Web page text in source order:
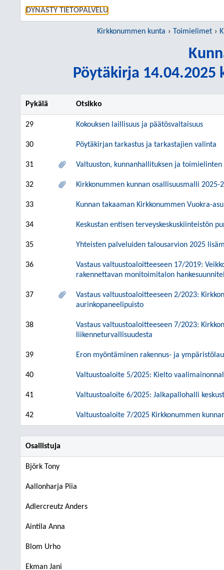
DYNASTY TIETOPALVELU
Kirkkonummen kunta Toimielimet
Pöytäkirja 14.04.2025
Pykälä Otsikko
29 Kokouksen laillisuus ja päätösvaltaisuus
30 Pöytäkirjan tarkastus ja tarkastajien valinta
31 Valtuuston, kunnanhallituksen ja
32 Kirkkonummen kunnan osallisuusmalli 2025-
33 Kunnan takaaman Kirkkonummen Vuokra-
34 Keskustan entisen terveyskeskuskiinteistön
35 Yhteisten palveluiden talousarvion 2025
36
Vastaus valtuustoaloitteeseen 17/2019:
rakennettavan monitoimitalon
37
Vastaus valtuustoaloitteeseen 2/2023:
aurinkopaneelipuisto
38
Vastaus valtuustoaloitteeseen 7/2023:
liikenneturvallisuudesta
39 Eron myöntäminen rakennus- ja
40 Valtuustoaloite 5/2025: Kielto
41 Valtuustoaloite 6/2025: Jalkapallohalli
42 Valtuustoaloite 7/2025 Kirkkonummen
Osallistuja
Björk Tony
Aallonharja Piia
Adlercreutz Anders
Aintila Anna
Blom Urho
Ekman Jani